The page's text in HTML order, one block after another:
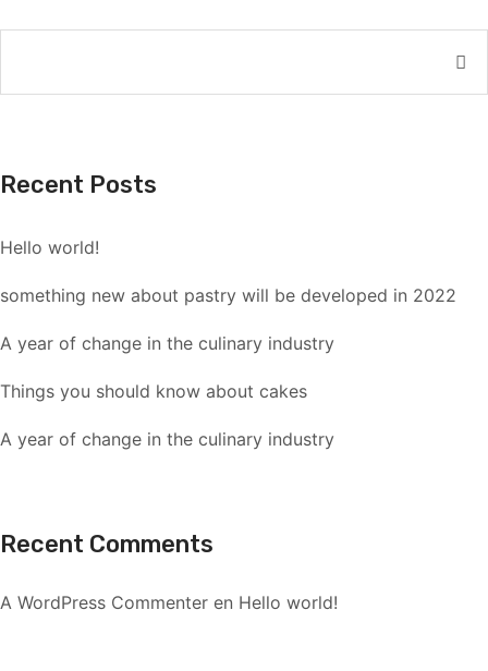
Recent Posts
Hello world!
something new about pastry will be developed in 2022
A year of change in the culinary industry
Things you should know about cakes
A year of change in the culinary industry
Recent Comments
A WordPress Commenter en Hello world!